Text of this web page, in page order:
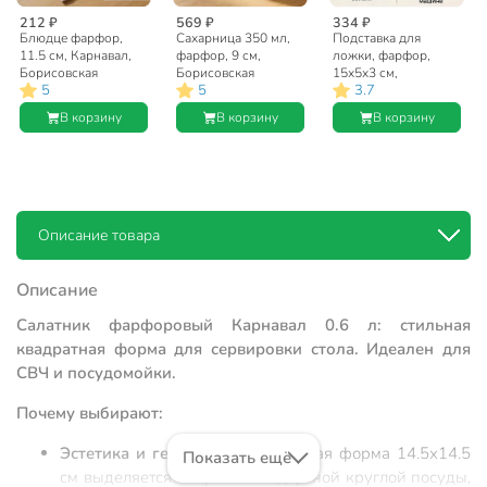
212 ₽
Блюдце фарфор,
11.5 см, Карнавал,
Борисовская
керамика,
ФРФ88813616
5
В корзину
569 ₽
Сахарница 350 мл,
фарфор, 9 см,
Борисовская
керамика, Карнавал,
ФРФ88815116
5
В корзину
334 ₽
Подставка для
ложки, фарфор,
15х5х3 см,
Борисовская
керамика, Карнавал,
ФРФ88805216
3.7
В корзину
Описание товара
Описание
Салатник фарфоровый Карнавал 0.6 л: стильная
квадратная форма для сервировки стола. Идеален для
СВЧ и посудомойки.
Почему выбирают:
Эстетика и геометрия:Квадратная форма 14.5х14.5
см выделяется на фоне стандартной круглой посуды,
Показать ещё